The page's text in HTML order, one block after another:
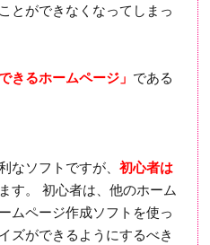
とができなくなってしまっ
きるホームページ」 である
なソフトですが、 初心者は
す。 初心者は、他のホーム
ムページ作成ソフトを使っ
ズができるようにするべき